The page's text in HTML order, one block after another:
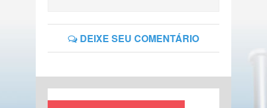
DEIXE SEU COMENTÁRIO